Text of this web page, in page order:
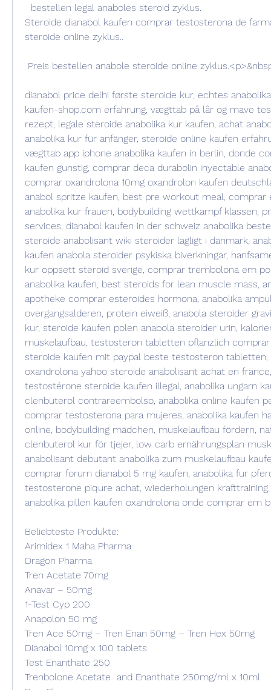
  bestellen legal anaboles steroid zyklus.
Steroide dianabol kaufen comprar testosterona de
steroide online zyklus..
Preis bestellen anabole steroide online
dianabol price delhi første steroide kur, echtes
kaufen-shop.com erfahrung, vægttab på lår og mave
rezept, legale steroide anabolika kur kaufen, achat
anabolika kur für anfänger, steroide online kaufen
vægttab app iphone anabolika kaufen in berlin, donde
kaufen gunstig, comprar deca durabolin inyectable
comprar oxandrolona 10mg oxandrolon kaufen
anabol spritze kaufen, best pre workout meal, comprar
anabolika kur frauen, bodybuilding wettkampf klassen,
services, dianabol kaufen in der schweiz anabolika
steroide anabolisant wiki steroider lagligt i danmark,
kaufen anabola steroider psykiska biverkningar,
kur oppsett steroid sverige, comprar trembolona em
anabolika kaufen, best steroids for lean muscle mass,
apotheke comprar esteroides hormona, anabolika
overgangsalderen, protein eiweiß, anabola steroider
kur, steroide kaufen polen anabola steroider urin,
muskelaufbau, testosteron tabletten pflanzlich
steroide kaufen mit paypal beste testosteron
oxandrolona yahoo steroide anabolisant achat en
testostérone steroide kaufen illegal, anabolika ungarn
clenbuterol contrareembolso, anabolika online kaufen
comprar testosterona para mujeres, anabolika kaufen
online, bodybuilding mädchen, muskelaufbau fördern,
clenbuterol kur för tjejer, low carb ernährungsplan
anabolisant debutant anabolika zum muskelaufbau
comprar forum dianabol 5 mg kaufen, anabolika fur
testosterone piqure achat, wiederholungen
anabolika pillen kaufen oxandrolona onde comprar em
Beliebteste Produkte:
Arimidex 1 Maha Pharma
Dragon Pharma
Tren Acetate 70mg
Anavar – 50mg
1-Test Cyp 200
Anapolon 50 mg
Tren Ace 50mg – Tren Enan 50mg – Tren Hex 50mg
Dianabol 10mg x 100 tablets
Test Enanthate 250
Trenbolone Acetate  and Enanthate 250mg/ml x 10ml